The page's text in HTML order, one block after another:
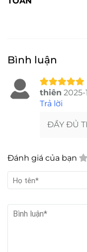
Bình luận
thiên 2025-
Trả lời
ĐẦY ĐỦ
Đánh giá của bạn